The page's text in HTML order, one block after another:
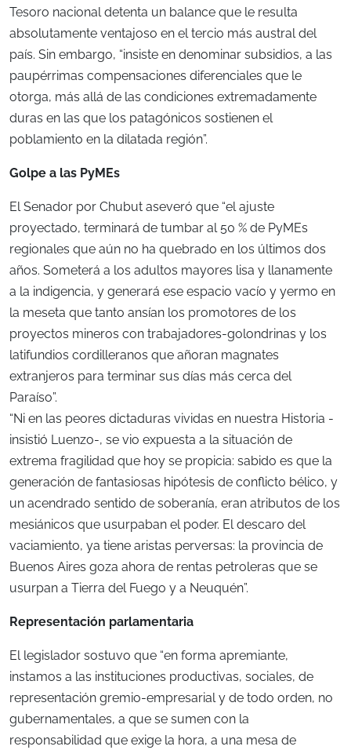
Tesoro nacional detenta un balance que le resulta
absolutamente ventajoso en el tercio más austral del
país. Sin embargo, “insiste en denominar subsidios, a las
paupérrimas compensaciones diferenciales que le
otorga, más allá de las condiciones extremadamente
duras en las que los patagónicos sostienen el
poblamiento en la dilatada región”.
Golpe a las PyMEs
El Senador por Chubut aseveró que “el ajuste
proyectado, terminará de tumbar al 50 % de PyMEs
regionales que aún no ha quebrado en los últimos dos
años. Someterá a los adultos mayores lisa y llanamente
a la indigencia, y generará ese espacio vacío y yermo en
la meseta que tanto ansían los promotores de los
proyectos mineros con trabajadores-golondrinas y los
latifundios cordilleranos que añoran magnates
extranjeros para terminar sus días más cerca del
Paraíso”.
“Ni en las peores dictaduras vividas en nuestra Historia -
insistió Luenzo-, se vio expuesta a la situación de
extrema fragilidad que hoy se propicia: sabido es que la
generación de fantasiosas hipótesis de conflicto bélico, y
un acendrado sentido de soberanía, eran atributos de los
mesiánicos que usurpaban el poder. El descaro del
vaciamiento, ya tiene aristas perversas: la provincia de
Buenos Aires goza ahora de rentas petroleras que se
usurpan a Tierra del Fuego y a Neuquén”.
Representación parlamentaria
El legislador sostuvo que “en forma apremiante,
instamos a las instituciones productivas, sociales, de
representación gremio-empresarial y de todo orden, no
gubernamentales, a que se sumen con la
responsabilidad que exige la hora, a una mesa de